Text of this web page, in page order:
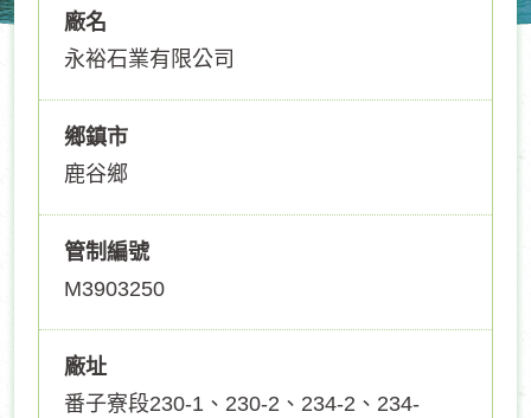
廠名
永裕石業有限公司
鄉鎮市
鹿谷鄉
管制編號
M3903250
廠址
番子寮段230-1、230-2、234-2、234-